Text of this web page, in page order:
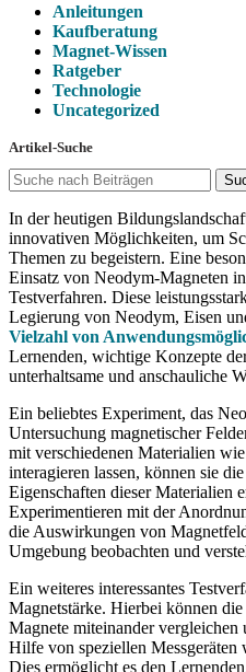
Anleitungen
Kaufberatung
Magnet-Wissen
Ratgeber
Technologie
Uncategorized
Artikel-Suche
In der heutigen
innovativen Möglichkeiten, um
Themen zu begeistern. Eine
Einsatz von Neodym-Magneten
Testverfahren. Diese
Legierung von Neodym, Eisen
Vielzahl von
Lernenden, wichtige Konzepte
unterhaltsame und anschauliche
Ein beliebtes Experiment, das
Untersuchung magnetischer
mit verschiedenen Materialien
interagieren lassen, können sie
Eigenschaften dieser Materialien
Experimentieren mit der
die Auswirkungen von
Umgebung beobachten und
Ein weiteres interessantes
Magnetstärke. Hierbei können
Magnete miteinander
Hilfe von speziellen Messgeräten
Dies ermöglicht es den